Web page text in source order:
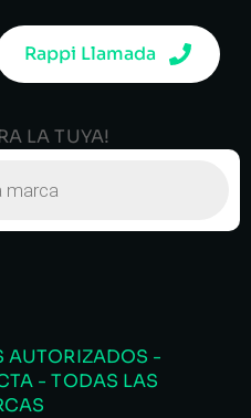
Rappi Llamada
LA TUYA!
AUTORIZADOS -
- TODAS LAS